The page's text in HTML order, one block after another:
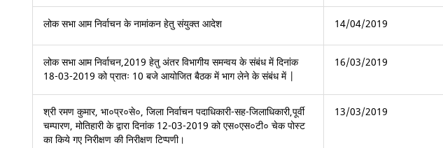
लोक सभा आम निर्वाचन के नामांकन हेतु संयुक्त आदेश 14/04/2019
लोक सभा आम निर्वाचन,2019 हेतु अंतर विभागीय समन्वय के संबंध में दिनांक
18-03-2019 को प्रातः 10 बजे आयोजित बैठक में भाग लेने के संबंध में |
16/03/2019
श्री रमण कुमार, भा०प्र०से०, जिला निर्वाचन पदाधिकारी-सह-जिलाधिकारी,पूर्वी
चम्पारण, मोतिहारी के द्वारा दिनांक 12-03-2019 को एस०एस०टी० चेक पोस्ट
का किये गए निरीक्षण की निरीक्षण टिप्पणी।
13/03/2019